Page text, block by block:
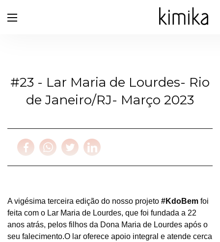
#23 - Lar Maria de Lourdes- Rio
de Janeiro/RJ- Março 2023
A vigésima terceira edição do nosso projeto #KdoBem foi
feita com o Lar Maria de Lourdes, que foi fundada a 22
anos atrás, pelos filhos da Dona Maria de Lourdes após o
seu falecimento.O lar oferece apoio integral e atende cerca